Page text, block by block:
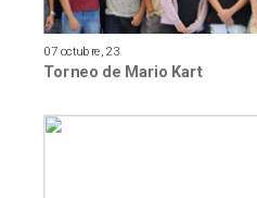
07 octubre, 23
Torneo de Mario Kart